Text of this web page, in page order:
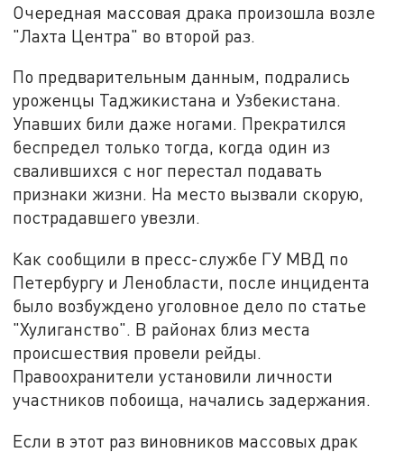
Очередная массовая драка произошла возле
"Лахта Центра" во второй раз.
По предварительным данным, подрались
уроженцы Таджикистана и Узбекистана.
Упавших били даже ногами. Прекратился
беспредел только тогда, когда один из
свалившихся с ног перестал подавать
признаки жизни. На место вызвали скорую,
пострадавшего увезли.
Как сообщили в пресс-службе ГУ МВД по
Петербургу и Ленобласти, после инцидента
было возбуждено уголовное дело по статье
"Хулиганство". В районах близ места
происшествия провели рейды.
Правоохранители установили личности
участников побоища, начались задержания.
Если в этот раз виновников массовых драк